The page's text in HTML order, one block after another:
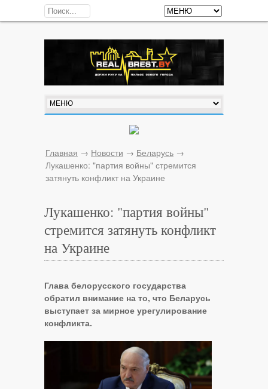
Главная → Новости → Беларусь →
Лукашенко: "партия войны" стремится
затянуть конфликт на Украине
Лукашенко: "партия войны"
стремится затянуть конфликт
на Украине
Глава белорусского государства
обратил внимание на то, что Беларусь
выступает за мирное урегулирование
конфликта.